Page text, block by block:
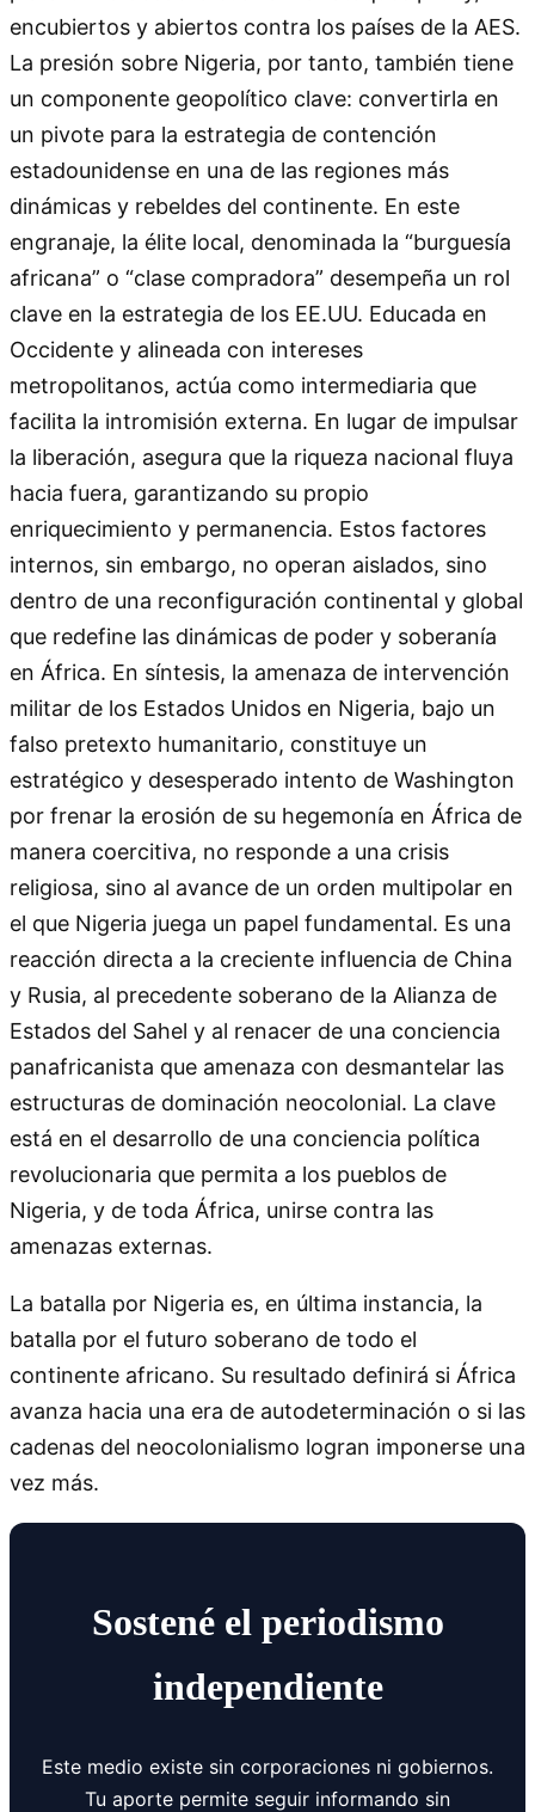
La batalla por Nigeria es, en última instancia, la
batalla por el futuro soberano de todo el
continente africano. Su resultado definirá si África
avanza hacia una era de autodeterminación o si las
cadenas del neocolonialismo logran imponerse una
vez más.
Sostené el periodismo
independiente
Este medio existe sin corporaciones ni gobiernos.
Tu aporte permite seguir informando sin